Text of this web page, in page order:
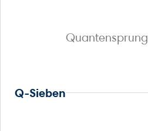
Q-Sieben
Quantensprung